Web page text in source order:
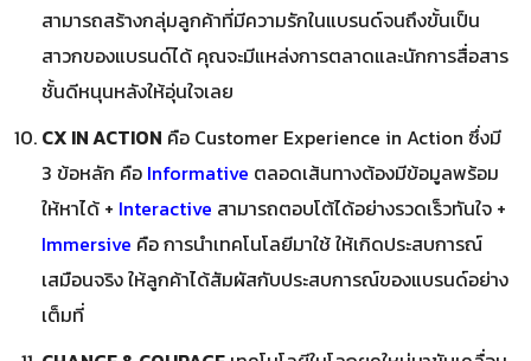
สามารถสร้างกลุ่มลูกค้าที่มีความรักในแบรนด์จนถึงขั้นเป็น
สาวกของแบรนด์ได้ คุณจะมีแหล่งการตลาดและนักการสื่อสาร
ชั้นดีหนุนหลังให้อุ่นใจเลย
CX IN ACTION คือ Customer Experience in Action ซึ่งมี
3 ข้อหลัก คือ Informative ตลอดเส้นทางต้องมีข้อมูลพร้อม
ให้หาได้ + Interactive สามารถตอบโต้ได้อย่างรวดเร็วทันใจ +
Immersive คือ การนำเทคโนโลยีมาใช้ ให้เกิดประสบการณ์
เสมือนจริง ให้ลูกค้าได้สัมผัสกับประสบการณ์ของแบรนด์อย่าง
เต็มที่